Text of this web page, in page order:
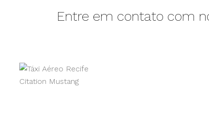
Entre em contato com
Citation Mustang